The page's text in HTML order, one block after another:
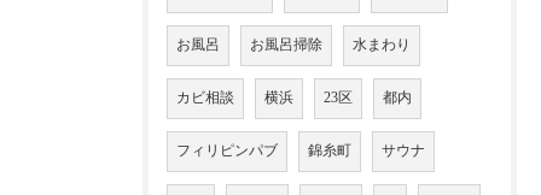
お風呂 お風呂掃除 水まわり
カビ相談 横浜 23区 都内
フィリピンパブ 錦糸町 サウナ